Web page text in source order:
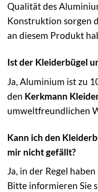
Qualität des
Konstruktion sorgen
an diesem Produkt
Ist der Kleiderbügel
Ja, Aluminium ist zu
den Kerkmann
umweltfreundlichen
Kann ich den
mir nicht gefällt?
Ja, in der Regel
Bitte informieren Sie